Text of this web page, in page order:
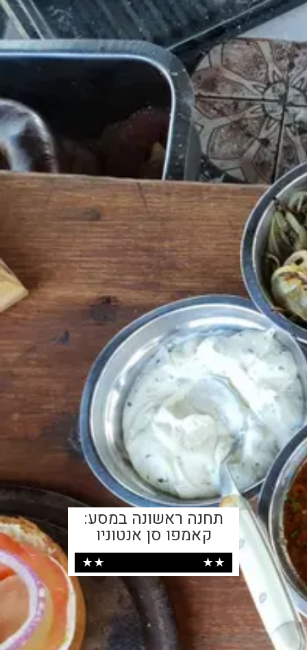
תחנה ראשונה במסע:
קאמפו סן אנטוניו